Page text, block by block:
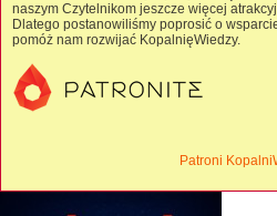
naszym Czytelnikom jeszcze więcej
Dlatego postanowiliśmy poprosić o
pomóż nam rozwijać KopalnięWiedzy.
Patroni